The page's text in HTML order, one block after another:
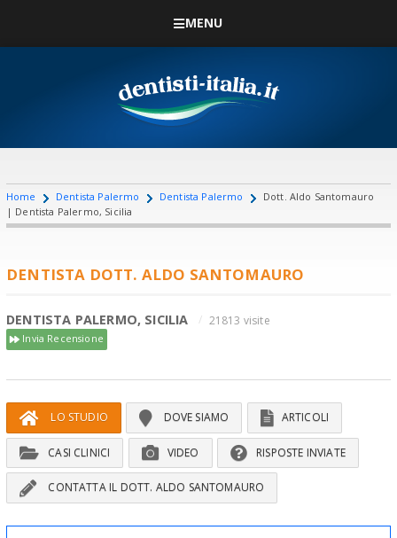
MENU
Home Dentista Palermo Dentista Palermo
Dott. Aldo Santomauro
| Dentista Palermo, Sicilia
DENTISTA DOTT. ALDO SANTOMAURO
DENTISTA PALERMO, SICILIA 21813 visite
Invia Recensione
LO STUDIO DOVE SIAMO ARTICOLI
CASI CLINICI VIDEO RISPOSTE INVIATE
CONTATTA IL DOTT. ALDO SANTOMAURO